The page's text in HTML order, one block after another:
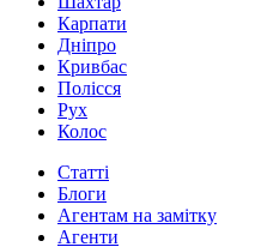
Карпати
Дніпро
Кривбас
Полісся
Рух
Колос
Статті
Блоги
Агентам на замітку
Агенти